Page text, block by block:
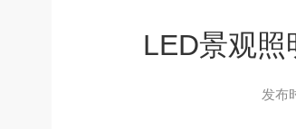
LED景观
发布